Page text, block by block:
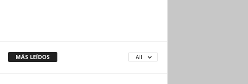
MÁS LEÍDOS All